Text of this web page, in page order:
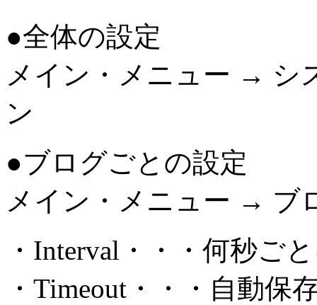
●全体の設定
メイン・メニュー → シ
ン
●ブログごとの設定
メイン・メニュー → ブ
・Interval・・・何秒ご
・Timeout・・・自動